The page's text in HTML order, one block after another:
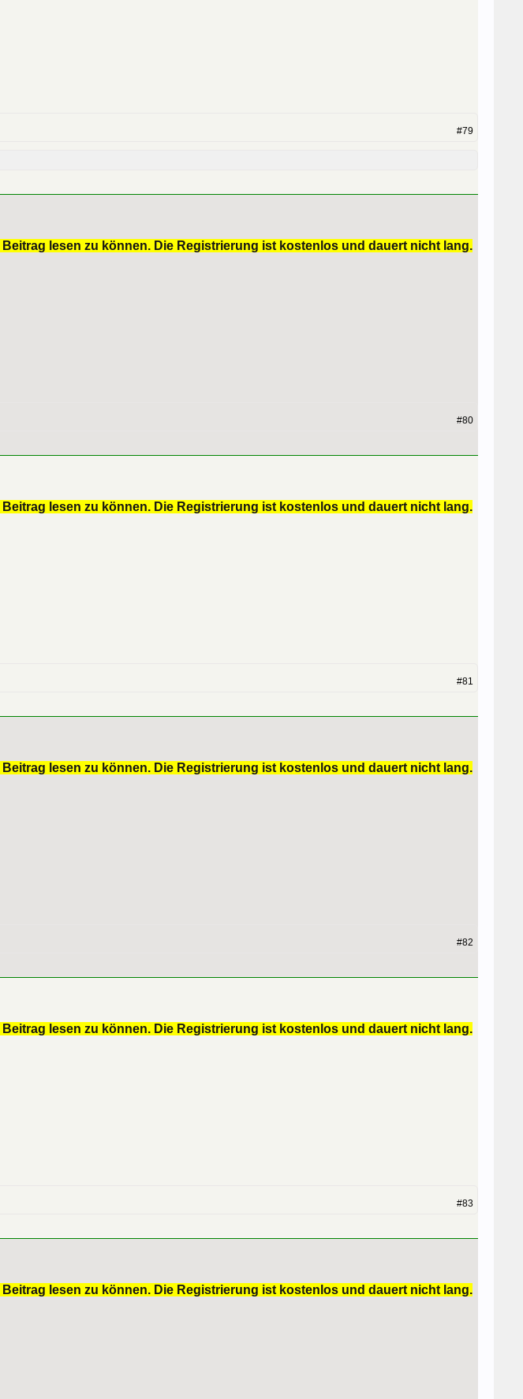
#79
Beitrag lesen zu können. Die Registrierung ist kostenlos und dauert nicht lang.
#80
Beitrag lesen zu können. Die Registrierung ist kostenlos und dauert nicht lang.
#81
Beitrag lesen zu können. Die Registrierung ist kostenlos und dauert nicht lang.
#82
Beitrag lesen zu können. Die Registrierung ist kostenlos und dauert nicht lang.
#83
Beitrag lesen zu können. Die Registrierung ist kostenlos und dauert nicht lang.